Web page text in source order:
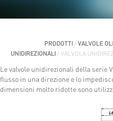
PRODOTTI / VALVOLE
UNIDIREZIONALI / VALVOLA
Le valvole unidirezionali della serie
flusso in una direzione e lo
dimensioni molto ridotte sono